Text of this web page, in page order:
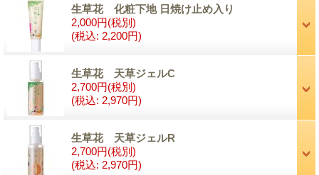
生草花 化粧下地 日焼け止め入り
2,000円(税別)
(税込: 2,200円)
生草花 天草ジェルC
2,700円(税別)
(税込: 2,970円)
生草花 天草ジェルR
2,700円(税別)
(税込: 2,970円)